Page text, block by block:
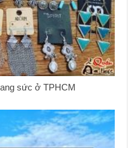
sức ở TPHCM